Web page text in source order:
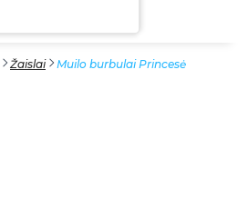
Žaislai Muilo burbulai Princesė